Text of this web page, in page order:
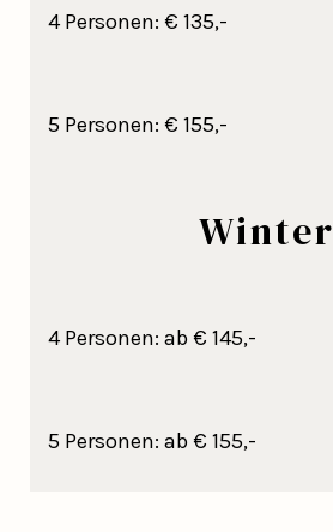
4 Personen: € 135,-
5 Personen: € 155,-
Winter
4 Personen: ab € 145,-
5 Personen: ab € 155,-